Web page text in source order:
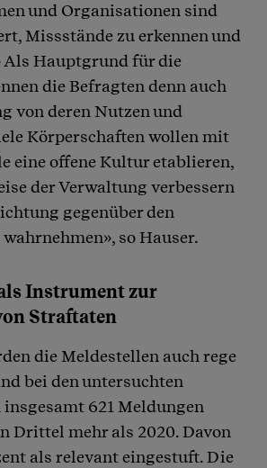
und Organisationen sind
Missstände zu erkennen und
Als Hauptgrund für die
die Befragten denn auch
von deren Nutzen und
Körperschaften wollen mit
eine offene Kultur etablieren,
der Verwaltung verbessern
gegenüber den
so Hauser.
Instrument zur
Straftaten
die Meldestellen auch rege
bei den untersuchten
621 Meldungen
Drittel mehr als 2020. Davon
als relevant eingestuft. Die